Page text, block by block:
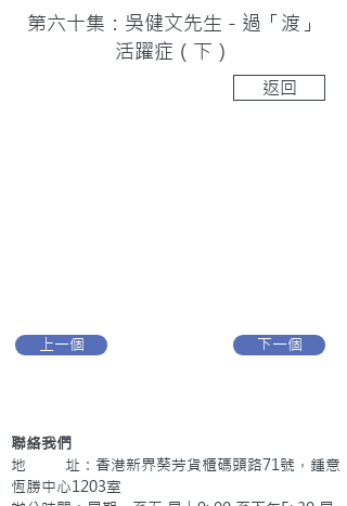
第六十集：吳健文先生 - 過「渡」
活躍症（下）
返回
上一個 下一個
聯絡我們
地 址：香港新界葵芳貨櫃碼頭路71號，鍾意
恆勝中心1203室